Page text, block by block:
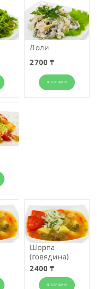
Лоли
2700 ₸
В КОРЗИНУ
Шорпа
(говядина)
2400 ₸
В КОРЗИНУ